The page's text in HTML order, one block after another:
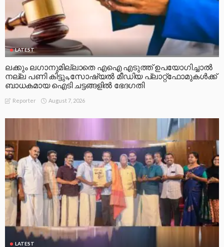
LATEST
ലക്കും ലഗാനുമില്ലാതെ എഐ എടുത്ത് ഉപയോഗിച്ചാല്‍
നല്ല പണി കിട്ടും,സോഷ്യല്‍ മീഡിയ പ്ലാറ്റ്‌ഫോമുകള്‍ക്ക്
ബാധകമായ ഐടി ചട്ടങ്ങളില്‍ ഭേദഗതി
Reporter August 7, 2026
LATEST